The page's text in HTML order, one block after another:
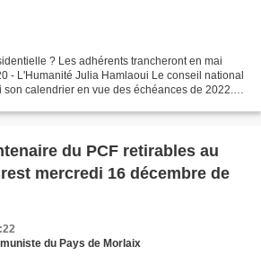
? Les adhérents trancheront en mai
- L'Humanité Julia Hamlaoui Le conseil national
calendrier en vue des échéances de 2022.
du PCF retirables au
mercredi 16 décembre de
du Pays de Morlaix